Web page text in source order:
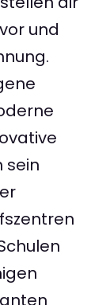
und
sein